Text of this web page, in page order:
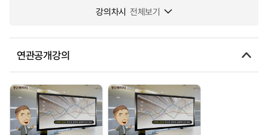
강의차시 전체보기
연관공개강의